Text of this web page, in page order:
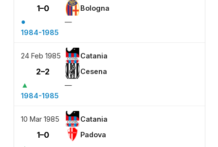
1–0 Bologna
●
—
1984-1985
24 Feb 1985 Catania
2–2 Cesena
▲
—
1984-1985
10 Mar 1985 Catania
1–0 Padova